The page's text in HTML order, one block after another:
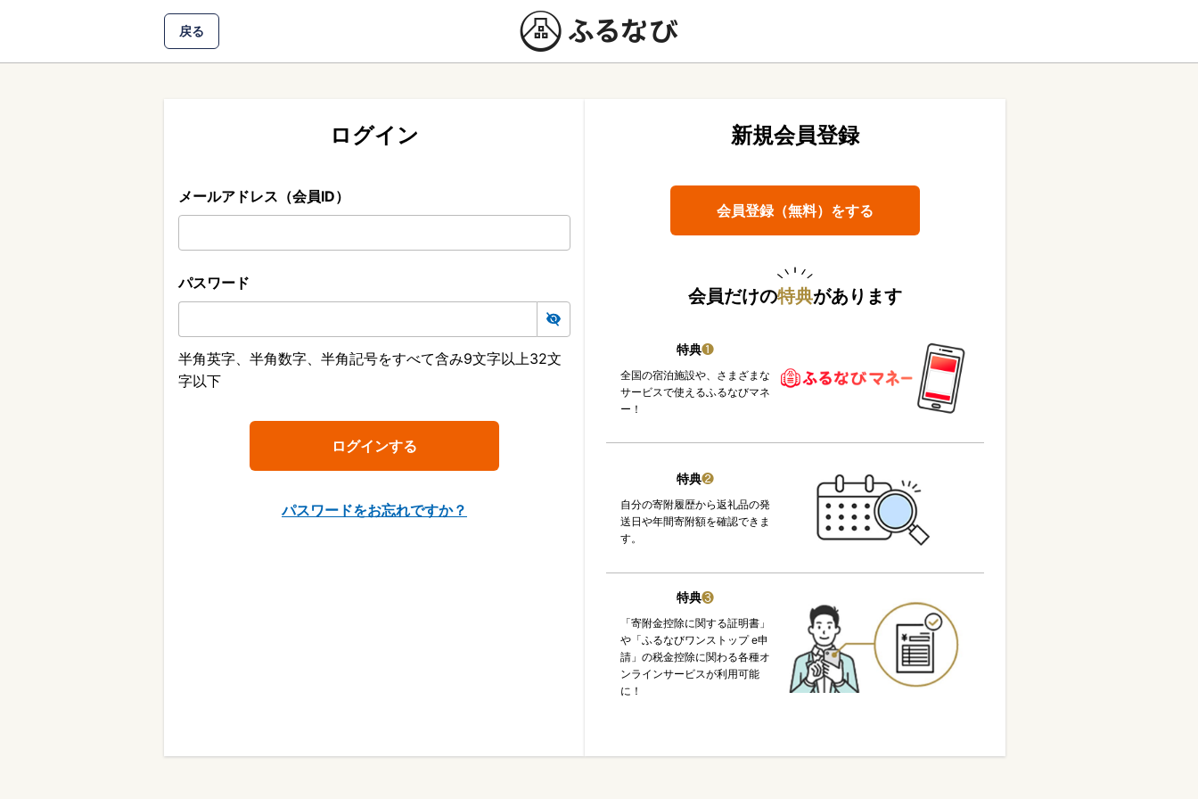
戻る
ログイン
メールアドレス（会員ID）
パスワード
半角英字、半角数字、半角記号をすべて含み9文字以上32文
字以下
パスワードをお忘れですか？
新規会員登録
会員登録（無料）をする
会員だけの特典があります
特典❶
全国の宿泊施設や、さまざまな
サービスで使えるふるなびマネ
ー！
特典❷
自分の寄附履歴から返礼品の発
送日や年間寄附額を確認できま
す。
特典❸
「寄附金控除に関する証明書」
や「ふるなびワンストップ e申
請」の税金控除に関わる各種オ
ンラインサービスが利用可能
に！